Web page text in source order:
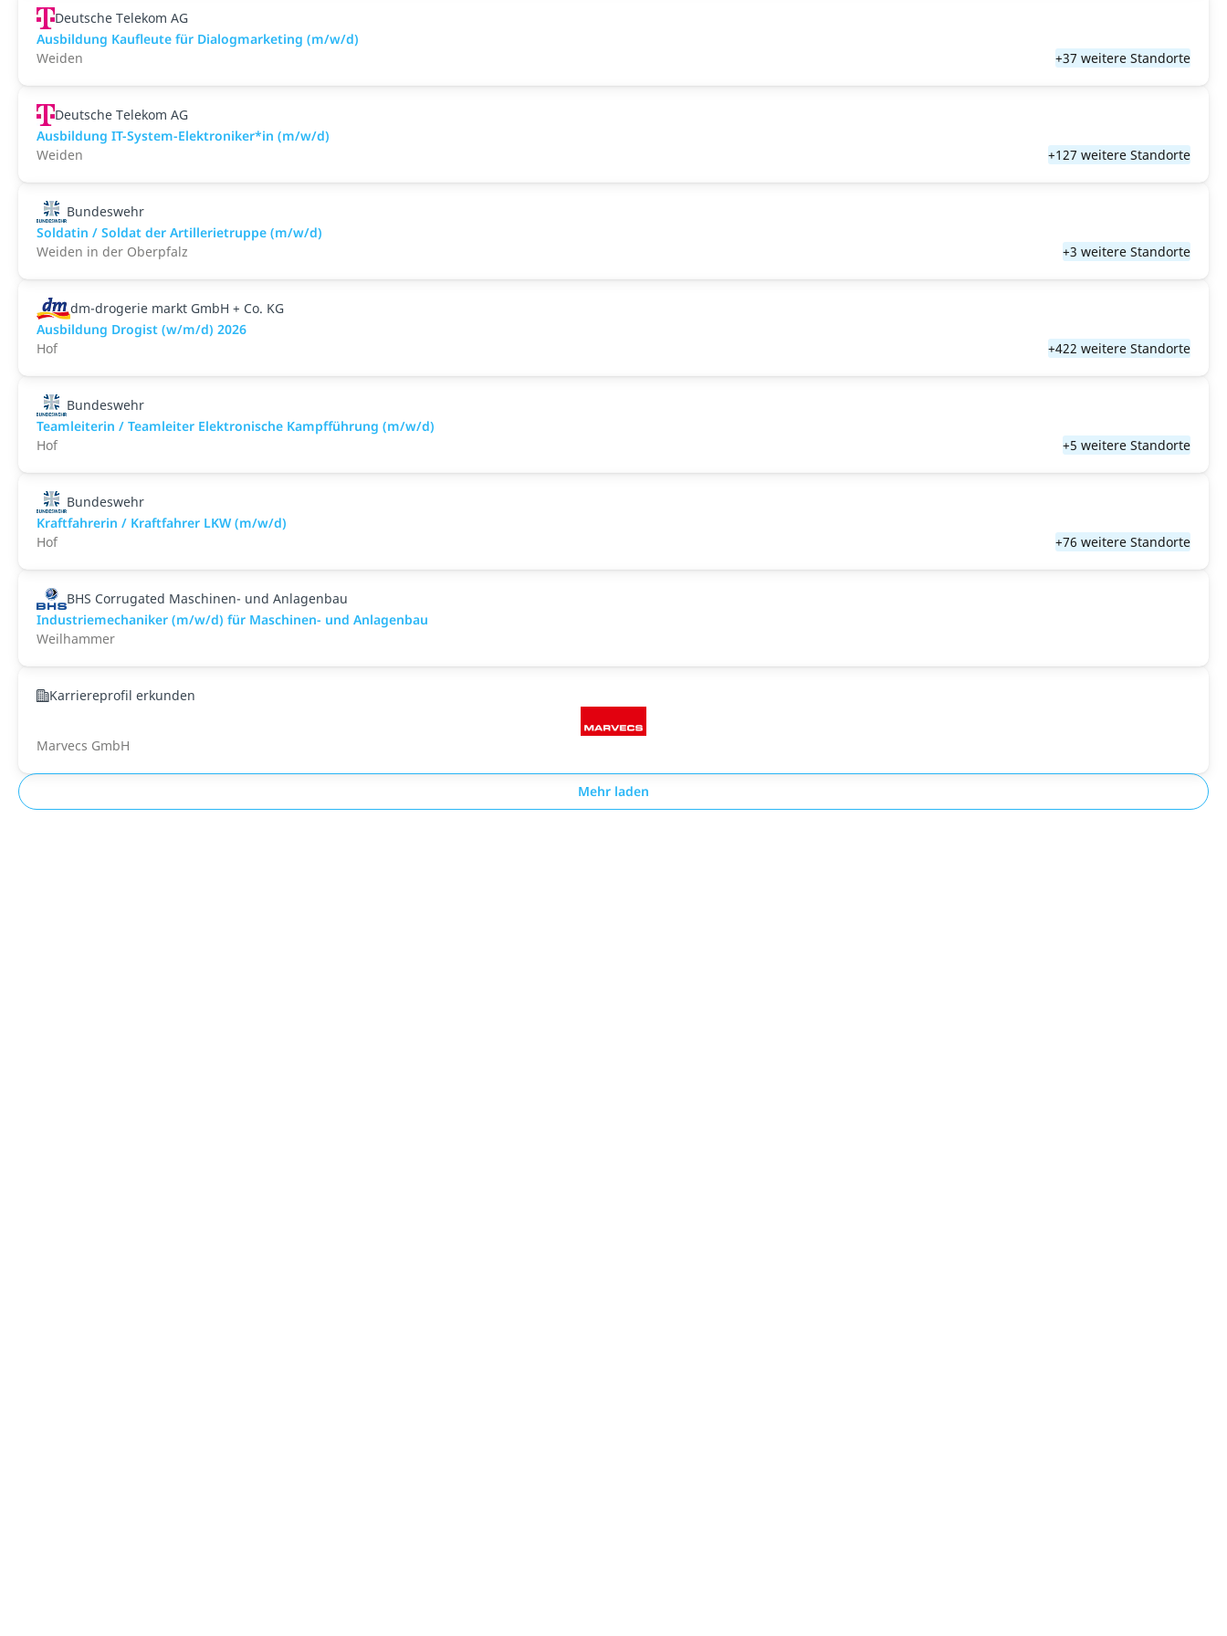
Deutsche Telekom AG
Ausbildung Kaufleute für Dialogmarketing (m/w/d)
Weiden
+37 weitere Standorte
Deutsche Telekom AG
Ausbildung IT-System-Elektroniker*in (m/w/d)
Weiden
+127 weitere Standorte
Bundeswehr
Soldatin / Soldat der Artillerietruppe (m/w/d)
Weiden in der Oberpfalz
+3 weitere Standorte
dm-drogerie markt GmbH + Co. KG
Ausbildung Drogist (w/m/d) 2026
Hof
+422 weitere Standorte
Bundeswehr
Teamleiterin / Teamleiter Elektronische Kampfführung (m/w/d)
Hof
+5 weitere Standorte
Bundeswehr
Kraftfahrerin / Kraftfahrer LKW (m/w/d)
Hof
+76 weitere Standorte
BHS Corrugated Maschinen- und Anlagenbau
Industriemechaniker (m/w/d) für Maschinen- und Anlagenbau
Weilhammer
Karriereprofil erkunden
Marvecs GmbH
Mehr laden